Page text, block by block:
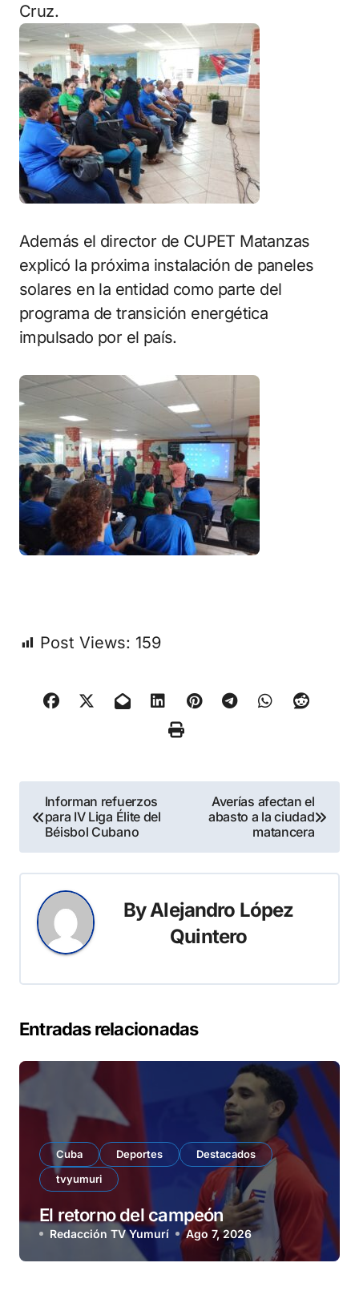
Cruz.
Además el director de CUPET Matanzas
explicó la próxima instalación de paneles
solares en la entidad como parte del
programa de transición energética
impulsado por el país.
Post Views: 159
Navegación
de
entradas
Informan refuerzos
para IV Liga Élite del
Béisbol Cubano
Averías afectan el
abasto a la ciudad
matancera
ByAlejandro López
Quintero
Entradas relacionadas
Cuba Deportes
Destacados
tvyumuri
El retorno del campeón
Redacción TV Yumurí Ago 7, 2026